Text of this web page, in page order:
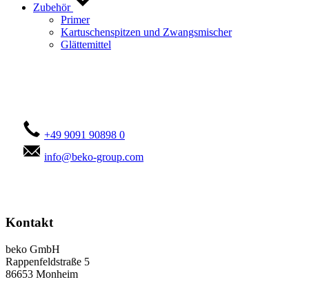
Zubehör
Primer
Kartuschenspitzen und Zwangsmischer
Glättemittel
+49 9091 90898 0
info@beko-group.com
Kontakt
beko GmbH
Rappenfeldstraße 5
86653 Monheim